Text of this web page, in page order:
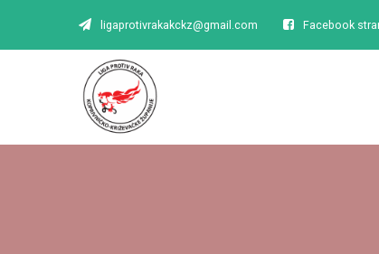
ligaprotivrakakckz@gmail.com Facebook